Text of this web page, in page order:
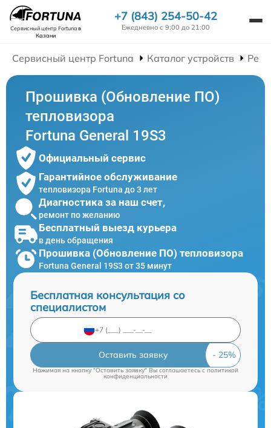
Сервисный центр Fortunaв
Казани
+7 (843) 254-50-42
Ежедневно с 9:00 до 21:00
Сервисный центр Fortuna Каталог устройств
Прошивка (Обновление ПО)
тепловизора
Fortuna General 19S3
Официальный сервис
Гарантийное обслуживание
тепловизора Fortuna до 3 лет
Диагностика за наш счет,
ремонт по желанию
Бесплатный выезд курьера
в день обращения
Прошивка (Обновление ПО) тепловизора
Fortuna General 19S3 от 35 минут
Бесплатная консультация со
специалистом
Оставить заявку
Нажимая на кнопку "Оставить заявку" Вы соглашаетесь cполитикой
конфиденциальности